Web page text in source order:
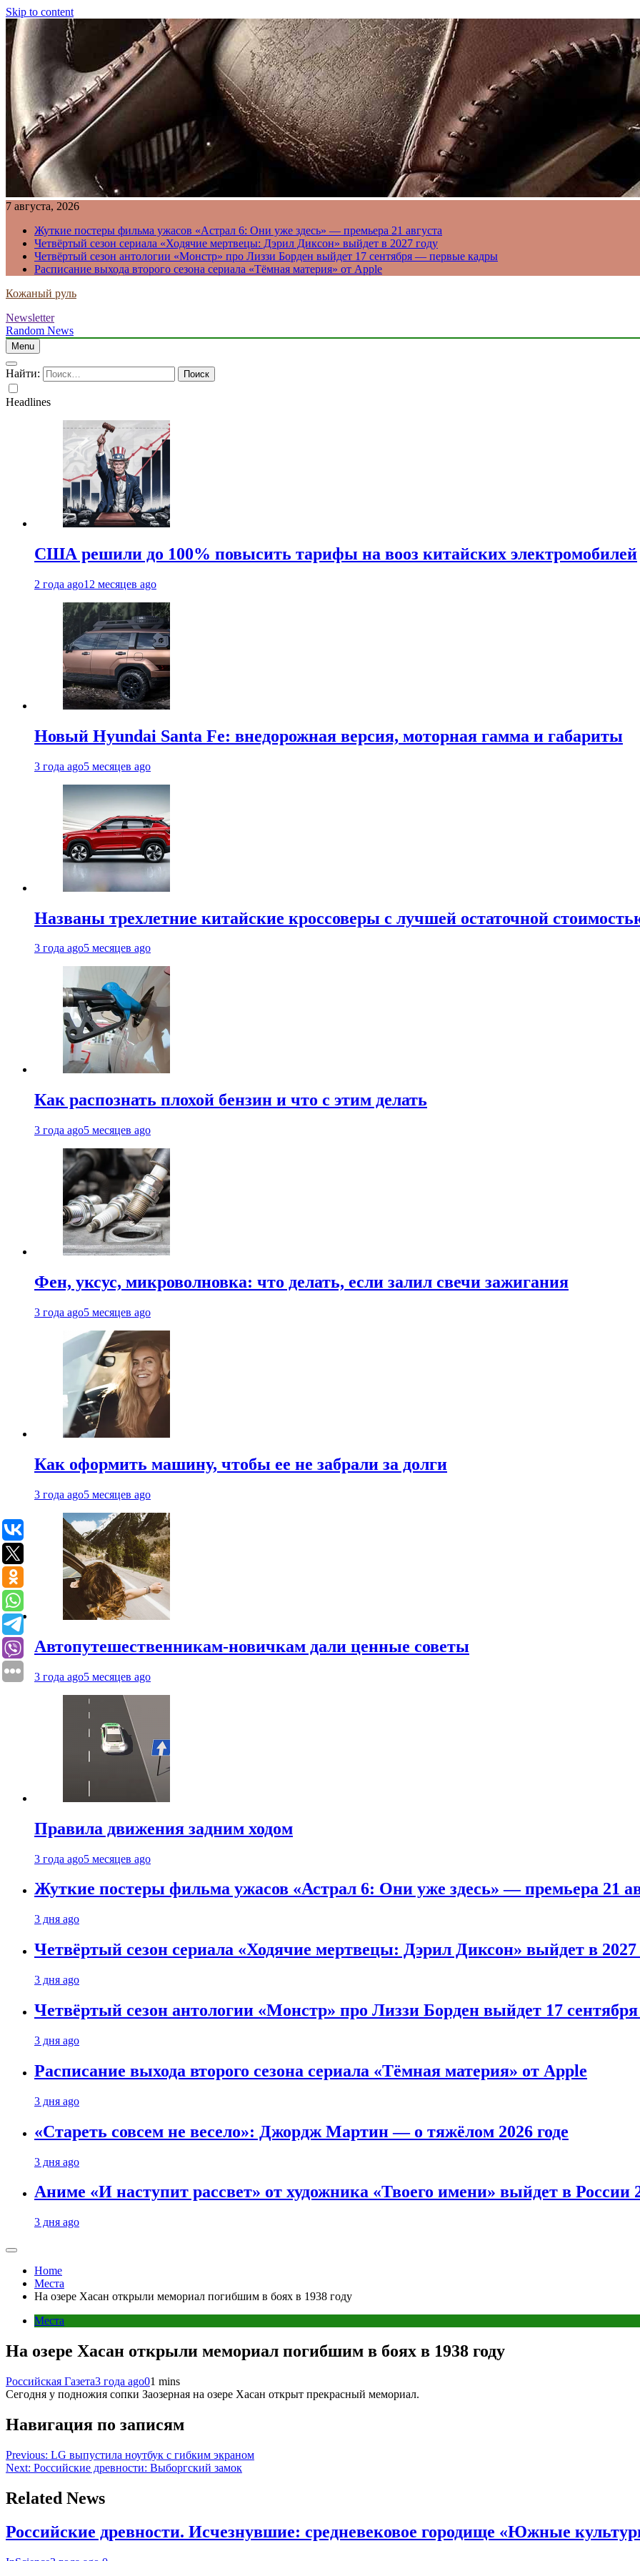
Skip to content
7 августа, 2026
Жуткие постеры фильма ужасов «Астрал 6: Они уже здесь» — премьера 21 августа
Четвёртый сезон сериала «Ходячие мертвецы: Дэрил Диксон» выйдет в 2027 году
Четвёртый сезон антологии «Монстр» про Лиззи Борден выйдет 17 сентября — первые кадры
Расписание выхода второго сезона сериала «Тёмная материя» от Apple
Кожаный руль
Newsletter
Random News
Menu
Найти:
Headlines
США решили до 100% повысить тарифы на вооз китайских электромобилей
2 года ago12 месяцев ago
Новый Hyundai Santa Fe: внедорожная версия, моторная гамма и габариты
3 года ago5 месяцев ago
Названы трехлетние китайские кроссоверы с лучшей остаточной
3 года ago5 месяцев ago
Как распознать плохой бензин и что с этим делать
3 года ago5 месяцев ago
Фен, уксус, микроволновка: что делать, если залил свечи зажигания
3 года ago5 месяцев ago
Как оформить машину, чтобы ее не забрали за долги
3 года ago5 месяцев ago
Автопутешественникам-новичкам дали ценные советы
3 года ago5 месяцев ago
Правила движения задним ходом
3 года ago5 месяцев ago
Жуткие постеры фильма ужасов «Астрал 6: Они уже здесь» — премьера 21
3 дня ago
Четвёртый сезон сериала «Ходячие мертвецы: Дэрил Диксон» выйдет в 2027
3 дня ago
Четвёртый сезон антологии «Монстр» про Лиззи Борден выйдет 17
3 дня ago
Расписание выхода второго сезона сериала «Тёмная материя» от Apple
3 дня ago
«Стареть совсем не весело»: Джордж Мартин — о тяжёлом 2026 годе
3 дня ago
Аниме «И наступит рассвет» от художника «Твоего имени» выйдет в России
3 дня ago
Home
Места
На озере Хасан открыли мемориал погибшим в боях в 1938 году
Места
На озере Хасан открыли мемориал погибшим в боях в 1938 году
Российская Газета3 года ago01 mins
Сегодня у подножия сопки Заозерная на озере Хасан открыт прекрасный мемориал.
Навигация по записям
Previous: LG выпустила ноутбук с гибким экраном
Next: Российские древности: Выборгский замок
Related News
Российские древности. Исчезнувшие: средневековое городище «Южные